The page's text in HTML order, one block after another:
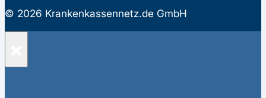
© 2026 Krankenkassennetz.de GmbH